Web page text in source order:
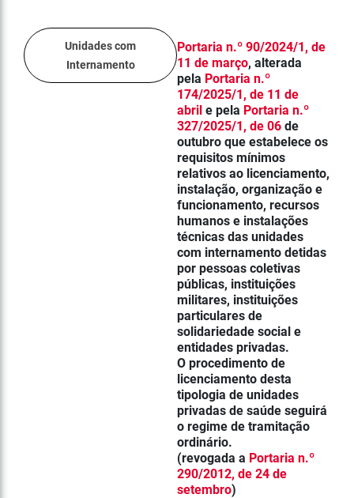
Unidades com
Internamento
Portaria n.º 90/2024/1, de
11 de março, alterada
pela Portaria n.º
174/2025/1, de 11 de
abril e pela Portaria n.º
327/2025/1, de 06 de
outubro que estabelece os
requisitos mínimos
relativos ao licenciamento,
instalação, organização e
funcionamento, recursos
humanos e instalações
técnicas das unidades
com internamento detidas
por pessoas coletivas
públicas, instituições
militares, instituições
particulares de
solidariedade social e
entidades privadas.
O procedimento de
licenciamento desta
tipologia de unidades
privadas de saúde seguirá
o regime de tramitação
ordinário.
(revogada a Portaria n.º
290/2012, de 24 de
setembro)